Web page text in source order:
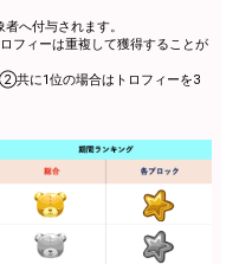
へ付与されます。
フィーは重複して獲得することが
共に1位の場合はトロフィーを3